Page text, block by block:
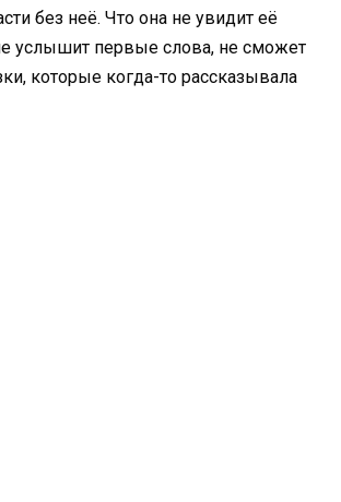
без неё. Что она не увидит её
услышит первые слова, не сможет
которые когда-то рассказывала